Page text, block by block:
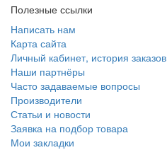
Полезные ссылки
Написать нам
Карта сайта
Личный кабинет, история заказов
Наши партнёры
Часто задаваемые вопросы
Производители
Статьи и новости
Заявка на подбор товара
Мои закладки